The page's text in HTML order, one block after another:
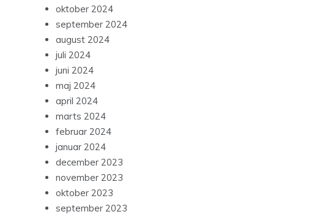
oktober 2024
september 2024
august 2024
juli 2024
juni 2024
maj 2024
april 2024
marts 2024
februar 2024
januar 2024
december 2023
november 2023
oktober 2023
september 2023